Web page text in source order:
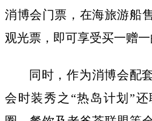
消博会门票，在海旅游船
观光票，即可享受买一赠一
同时，作为消博会配
会时装秀之“热岛计划”